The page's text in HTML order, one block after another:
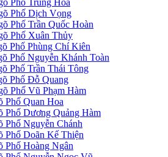
Phố Dịch Vọng
Phố Trần Quốc Hoàn
Phố Xuân Thủy
Phố Phùng Chí Kiên
Phố Nguyễn Khánh Toàn
Phố Trần Thái Tông
Phố Đỗ Quang
Phố Vũ Phạm Hàm
Phố Quan Hoa
Phố Dương Quảng Hàm
Phố Nguyễn Chánh
Phố Doãn Kế Thiện
Phố Hoàng Ngân